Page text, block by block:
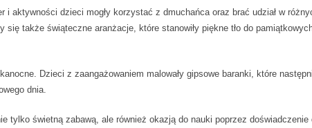
i aktywności dzieci mogły korzystać z dmuchańca oraz brać udział w
się także świąteczne aranżacje, które stanowiły piękne tło do
Dzieci z zaangażowaniem malowały gipsowe baranki, które
dnia.
tylko świetną zabawą, ale również okazją do nauki poprzez doświadczenie